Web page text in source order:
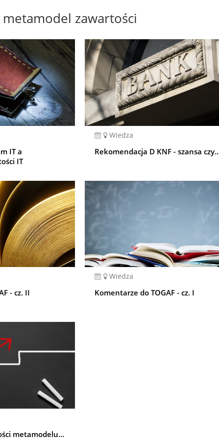
metamodel zawartości
IT a
IT
Wiedza
Rekomendacja D KNF - szansa
- cz. II
Wiedza
Komentarze do TOGAF - cz. I
metamodelu...